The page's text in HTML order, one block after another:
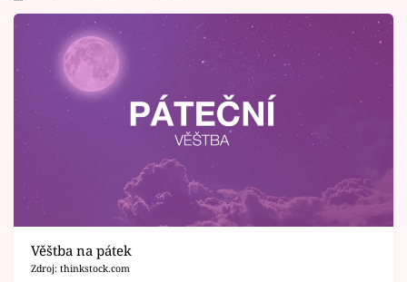
Celebrity
Vztahy
Seriály
Horoskopy
Sledujte prima+
Filmový festival Karlovy Vary
Věštba na pátek
Zdroj: thinkstock.com